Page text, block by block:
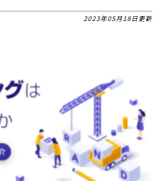
2023年05月18日更新